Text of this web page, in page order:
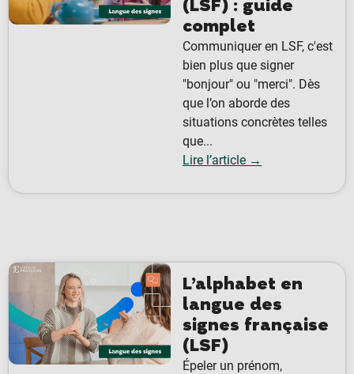
(LSF) : guide
complet
Communiquer en LSF, c'est
bien plus que signer
"bonjour" ou "merci". Dès
que l’on aborde des
situations concrètes telles
que...
Lire l’article →
L’alphabet en
langue des
signes française
(LSF)
Épeler un prénom,